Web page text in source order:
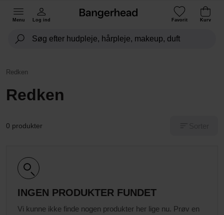
Menu Log ind Favorit Kurv
Redken
Redken
0 produkter
INGEN PRODUKTER FUNDET
Vi kunne ikke finde nogen produkter her lige nu. Prøv en